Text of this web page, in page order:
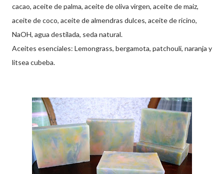
cacao, aceite de palma, aceite de oliva virgen, aceite de maiz,
aceite de coco, aceite de almendras dulces, aceite de ricino,
NaOH, agua destilada, seda natural.
Aceites esenciales: Lemongrass, bergamota, patchouli, naranja y
litsea cubeba.